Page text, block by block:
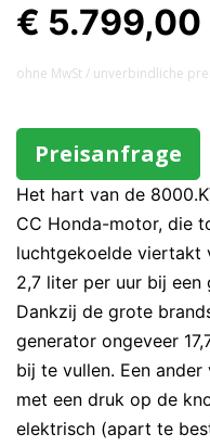
€ 5.799,00
ohne MwSt / unverbindliche
Preisanfrage
Het hart van de
CC Honda-motor, die
luchtgekoelde viertakt
2,7 liter per uur bij een
Dankzij de grote
generator ongeveer
bij te vullen. Een
met een druk op de
elektrisch (apart te